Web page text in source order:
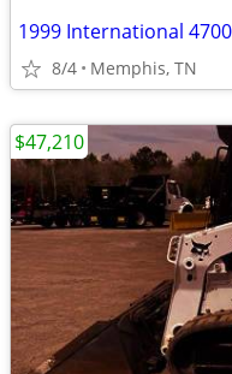
1999 International
8/4 Memphis, TN
$47,210